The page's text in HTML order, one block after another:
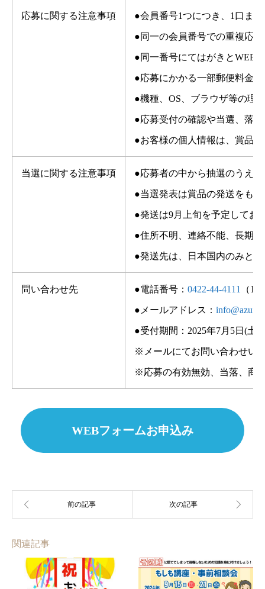
応募に関する注意事項 ●会員番号1つにつき、1口ま
●同一の会員番号での重複応
●同一番号にてはがきとWEB
●応募にかかる一部郵便料金
●機種、OS、ブラウザ等の理
●応募受付の確認や当選、落
●お客様の個人情報は、賞品
当選に関する注意事項 ●応募者の中から抽選のうえ
●当選発表は賞品の発送をも
●発送は9月上旬を予定してお
●住所不明、連絡不能、長期
●発送先は、日本国内のみと
問い合わせ先 ●電話番号： 0422-44-4111 （
●メールアドレス：
●受付期間：2025年7月5日(土)
※メールにてお問い合わせい
※応募の有効無効、当落、商
WEBフォームお申込み
関連記事